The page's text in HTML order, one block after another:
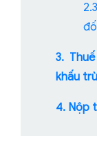
3.
khấu
4. Nộp